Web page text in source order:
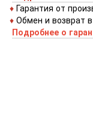
♦ Гарантия от
♦ Обмен и возврат
Подробнее о